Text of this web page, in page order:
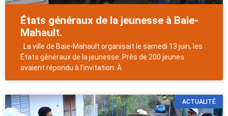
États généraux de la jeunesse à Baie-
Mahault.
La ville de Baie-Mahault organisait le samedi 13 juin, les
États généraux de la jeunesse. Près de 200 jeunes
avaient répondu à l’invitation. À
ACTUALITÉ